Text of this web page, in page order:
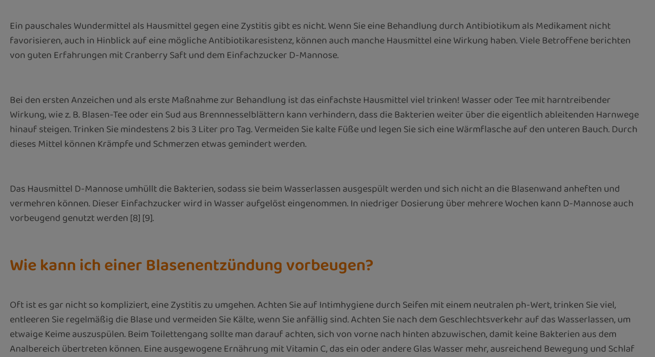
Ein pauschales Wundermittel als Hausmittel gegen eine Zystitis gibt es nicht. Wenn Sie eine Behandlung durch Antibiotikum als Medikament nicht
favorisieren, auch in Hinblick auf eine mögliche Antibiotikaresistenz, können auch manche Hausmittel eine Wirkung haben. Viele Betroffene berichten
von guten Erfahrungen mit Cranberry Saft und dem Einfachzucker D-Mannose.
Bei den ersten Anzeichen und als erste Maßnahme zur Behandlung ist das einfachste Hausmittel viel trinken! Wasser oder Tee mit harntreibender
Wirkung, wie z. B. Blasen-Tee oder ein Sud aus Brennnesselblättern kann verhindern, dass die Bakterien weiter über die eigentlich ableitenden Harnwege
hinauf steigen. Trinken Sie mindestens 2 bis 3 Liter pro Tag. Vermeiden Sie kalte Füße und legen Sie sich eine Wärmflasche auf den unteren Bauch. Durch
dieses Mittel können Krämpfe und Schmerzen etwas gemindert werden.
Das Hausmittel D-Mannose umhüllt die Bakterien, sodass sie beim Wasserlassen ausgespült werden und sich nicht an die Blasenwand anheften und
vermehren können. Dieser Einfachzucker wird in Wasser aufgelöst eingenommen. In niedriger Dosierung über mehrere Wochen kann D-Mannose auch
vorbeugend genutzt werden [8] [9].
Wie kann ich einer Blasenentzündung vorbeugen?
Oft ist es gar nicht so kompliziert, eine Zystitis zu umgehen. Achten Sie auf Intimhygiene durch Seifen mit einem neutralen ph-Wert, trinken Sie viel,
entleeren Sie regelmäßig die Blase und vermeiden Sie Kälte, wenn Sie anfällig sind. Achten Sie nach dem Geschlechtsverkehr auf das Wasserlassen, um
etwaige Keime auszuspülen. Beim Toilettengang sollte man darauf achten, sich von vorne nach hinten abzuwischen, damit keine Bakterien aus dem
Analbereich übertreten können. Eine ausgewogene Ernährung mit Vitamin C, das ein oder andere Glas Wasser mehr, ausreichend Bewegung und Schlaf